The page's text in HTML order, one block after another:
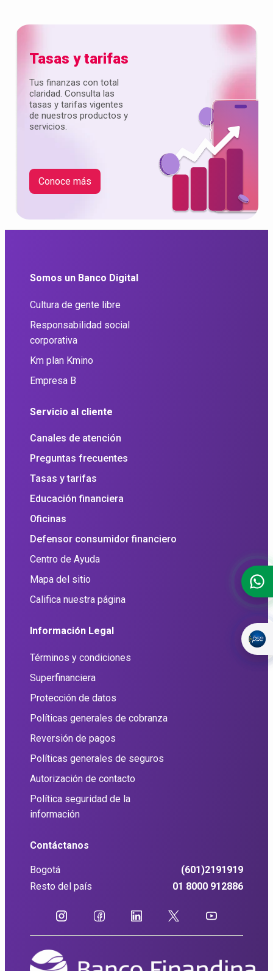
Tasas y tarifas
Tus finanzas con total
claridad. Consulta las
tasas y tarifas vigentes
de nuestros productos y
servicios.
Conoce más
Somos un Banco Digital
Cultura de gente libre
Responsabilidad social
corporativa
Km plan Kmino
Empresa B
Servicio al cliente
Canales de atención
Preguntas frecuentes
Tasas y tarifas
Educación financiera
Oficinas
Defensor consumidor financiero
Centro de Ayuda
Mapa del sitio
Califica nuestra página
Información Legal
Términos y condiciones
Superfinanciera
Protección de datos
Políticas generales de cobranza
Reversión de pagos
Políticas generales de seguros
Autorización de contacto
Política seguridad de la
información
Contáctanos
Bogotá
(601)2191919
Resto del país
01 8000 912886